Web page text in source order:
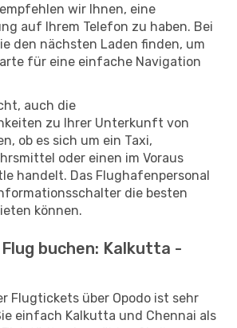
wir Ihnen, eine
auf Ihrem Telefon zu haben. Bei
den nächsten Laden finden, um
für eine einfache Navigation
auch die
zu Ihrer Unterkunft von
ob es sich um ein Taxi,
oder einen im Voraus
handelt. Das Flughafenpersonal
die besten
können.
Flug buchen: Kalkutta -
Flugtickets über Opodo ist sehr
einfach Kalkutta und Chennai als